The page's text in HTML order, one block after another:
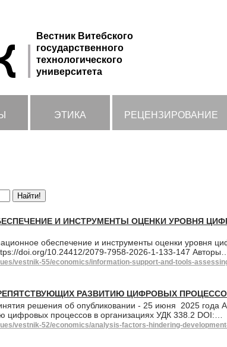
Вестник Витебского
государственного
технологического
университета
ЭТИКА РЕЦЕНЗИРОВАНИЕ
И ИНСТРУМЕНТЫ ОЦЕНКИ УРОВНЯ
обеспечение и инструменты оценки уровня
doi.org/10.24412/2079-7958-2026-1-133-147 Авторы…
vestnik-55/economics/information-support-and-tools-
РАЗВИТИЮ ЦИФРОВЫХ
решения об опубликовании - 25 июня 2025 года
цифровых процессов в организациях УДК 338.2 DOI:…
vestnik-52/economics/analysis-factors-hindering-